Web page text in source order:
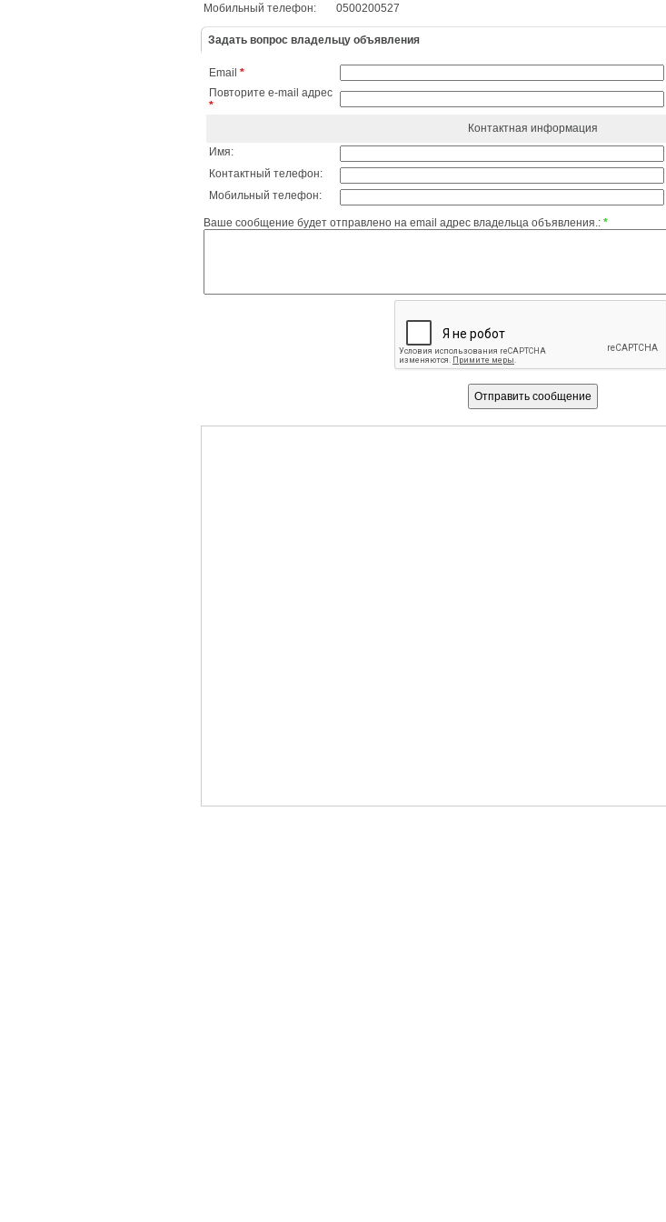
Мобильный телефон:
0500200527
Задать вопрос владельцу объявления
Email *
Повторите e-mail адрес
*
Контактная информация
Имя:
Контактный телефон:
Мобильный телефон:
Ваше сообщение будет отправлено на email адрес владельца объявления.: *